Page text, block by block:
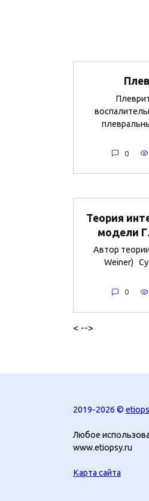
0
Теория
модели
Автор
Weiner)
0
< -->
2019-2026 ©
Любое
www.etiopsy.ru
Карта сайта